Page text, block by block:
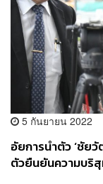
5 กันยายน 2022
อัยการนำตัว ‘ชัย
ตัวยืนยันความบริ